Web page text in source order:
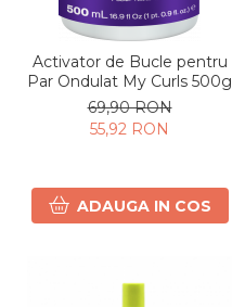
Activator de Bucle pentru
Par Ondulat My Curls 500g
69,90 RON
55,92 RON
ADAUGA IN COS